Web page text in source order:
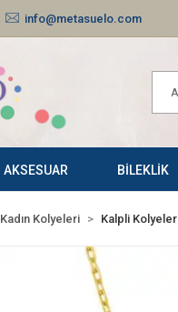
info@metasuelo.com
AKSESUAR BİLEKLİK
Kadın Kolyeleri Kalpli Kolyeler